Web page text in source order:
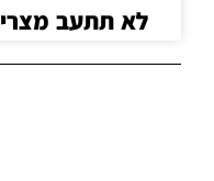
לא תתעב מצרי